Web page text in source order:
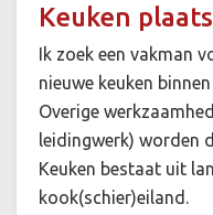
Keuken
Ik zoek een vakman
nieuwe keuken
Overige
leidingwerk) worden
Keuken bestaat uit
kook(schier)eiland.